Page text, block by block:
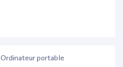
Ordinateur portable